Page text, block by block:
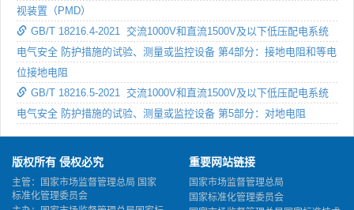
视装置（PMD）
GB/T 18216.4-2021 交流1000V和直流1500V及以下低压配电系统
电气安全 防护措施的试验、测量或监控设备 第4部分：接地电阻和等电
位接地电阻
GB/T 18216.5-2021 交流1000V和直流1500V及以下低压配电系统
电气安全 防护措施的试验、测量或监控设备 第5部分：对地电阻
版权所有 侵权必究
主管：国家市场监督管理总局 国家
标准化管理委员会
重要网站链接
国家市场监督管理总局
国家标准化管理委员会